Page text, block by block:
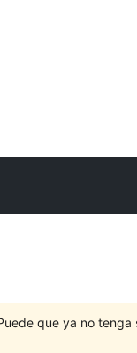
que ya no